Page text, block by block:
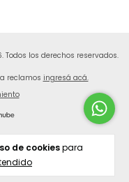
de cookiespara
los derechos reservados.
reclamos ingresá acá.